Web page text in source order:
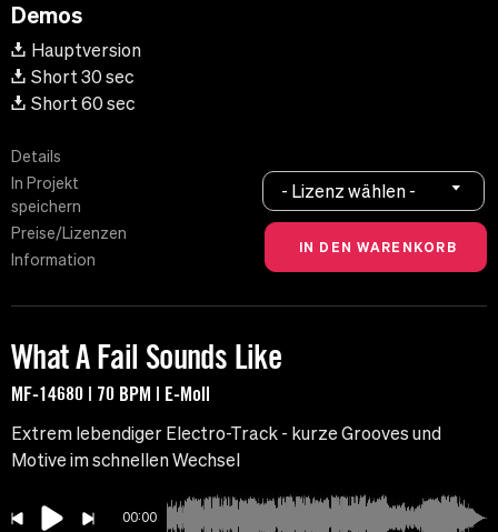
Demos
Hauptversion
Short 30 sec
Short 60 sec
Details
In Projekt
speichern
Preise/Lizenzen
Information
- Lizenz wählen -
What A Fail Sounds Like
MF-14680 | 70 BPM | E-Moll
Extrem lebendiger Electro-Track - kurze Grooves und
Motive im schnellen Wechsel
00:00